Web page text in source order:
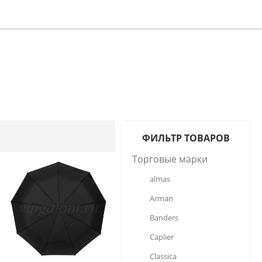
ФИЛЬТР ТОВАРОВ
Торговые марки
almas
Arman
Banders
Caplier
Classica